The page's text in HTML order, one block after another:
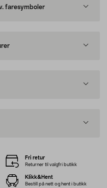
faresymboler
Fri retur
Returner til valgfri butikk
Klikk&Hent
Bestill på nett og hent i butikk